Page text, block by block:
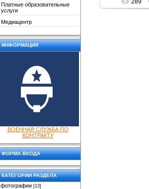
Платные образовательные
услуги
Медиацентр
ИНФОРМАЦИЯ
ВОЕННАЯ СЛУЖБА ПО
КОНТРАКТУ
ФОРМА ВХОДА
КАТЕГОРИИ РАЗДЕЛА
фотографии [13]
289